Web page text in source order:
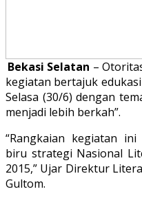
Bekasi Selatan –
kegiatan bertajuk
Selasa (30/6) dengan
menjadi lebih berkah”.
“Rangkaian kegiatan
biru strategi Nasional
2015,” Ujar Direktur
Gultom.